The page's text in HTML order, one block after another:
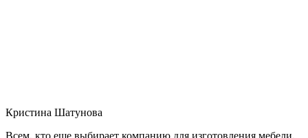
Кристина Шатунова
Всем, кто еще выбирает компанию для изготовления мебели,